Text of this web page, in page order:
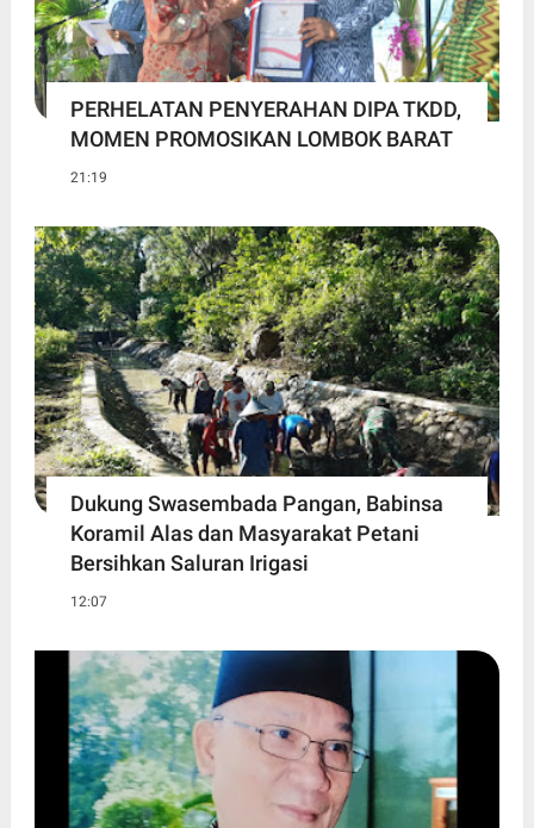
PERHELATAN PENYERAHAN DIPA TKDD,
MOMEN PROMOSIKAN LOMBOK BARAT
21:19
Dukung Swasembada Pangan, Babinsa
Koramil Alas dan Masyarakat Petani
Bersihkan Saluran Irigasi
12:07